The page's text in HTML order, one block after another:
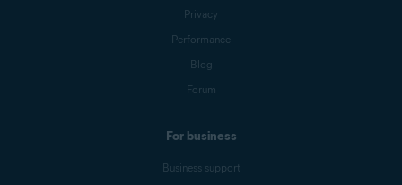
Privacy
Performance
Blog
Forum
For business
Business support